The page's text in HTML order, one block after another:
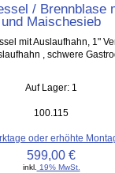
/ Brennblase
und Maischesieb
mit Auslaufhahn, 1"
, schwere
Auf Lager: 1
100.115
oder erhöhte
599,00 €
inkl. 19% MwSt.